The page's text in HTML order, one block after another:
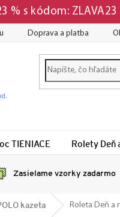
% s kódom: ZLAVA23
Doprava a platba
TIENIACE Rolety Deň
Zasielame vzorky zadarmo
kazeta Roleta Deň a